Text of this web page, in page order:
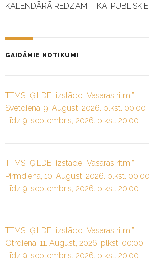
KALENDĀRĀ REDZAMI TIKAI
GAIDĀMIE NOTIKUMI
TTMS “ĢILDE” izstāde “Vasaras ritmi”
Svētdiena, 9. August, 2026. plkst. 00:00
Līdz 9. septembris, 2026. plkst. 20:00
TTMS “ĢILDE” izstāde “Vasaras ritmi”
Pirmdiena, 10. August, 2026. plkst. 00:00
Līdz 9. septembris, 2026. plkst. 20:00
TTMS “ĢILDE” izstāde “Vasaras ritmi”
Otrdiena, 11. August, 2026. plkst. 00:00
Līdz 9. septembris, 2026. plkst. 20:00